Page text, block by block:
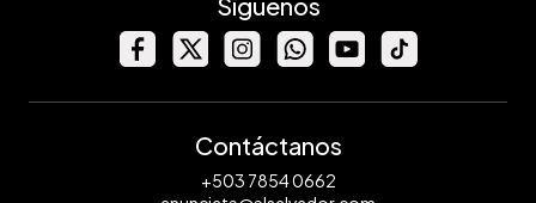
Contáctanos
+503 7854 0662